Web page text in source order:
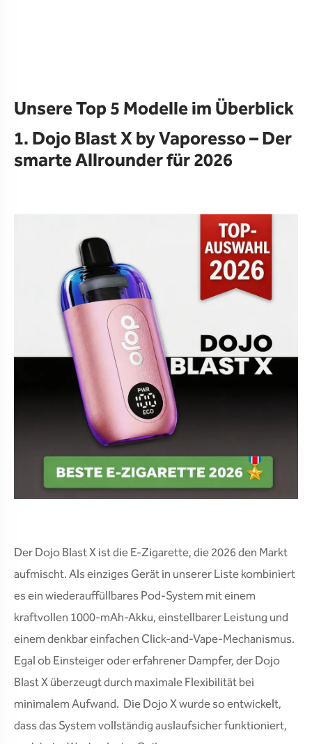
Unsere Top 5 Modelle im Überblick
1. Dojo Blast X by Vaporesso – Der
smarte Allrounder für 2026
Der Dojo Blast X ist die E-Zigarette, die 2026 den Markt
aufmischt. Als einziges Gerät in unserer Liste kombiniert
es ein wiederauffüllbares Pod-System mit einem
kraftvollen 1000-mAh-Akku, einstellbarer Leistung und
einem denkbar einfachen Click-and-Vape-Mechanismus.
Egal ob Einsteiger oder erfahrener Dampfer, der Dojo
Blast X überzeugt durch maximale Flexibilität bei
minimalem Aufwand. Die Dojo X wurde so entwickelt,
dass das System vollständig auslaufsicher funktioniert,